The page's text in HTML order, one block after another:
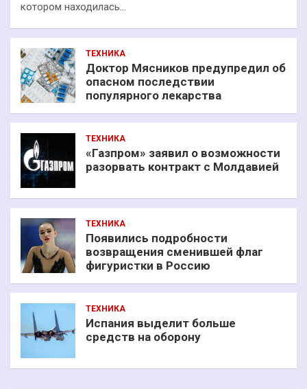
котором находилась…
ТЕХНИКА
Доктор Мясников предупредил об
опасном последствии
популярного лекарства
ТЕХНИКА
«Газпром» заявил о возможности
разорвать контракт с Молдавией
ТЕХНИКА
Появились подробности
возвращения сменившей флаг
фигуристки в Россию
ТЕХНИКА
Испания выделит больше
средств на оборону